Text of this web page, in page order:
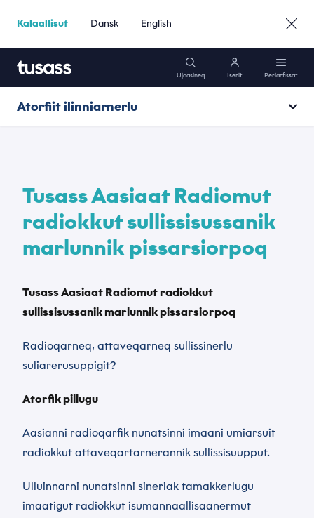
Kalaallisut Dansk English
Ujaasineq Iserit Periarfissat
Mobili
Atuisunik Sullissineq
Suliffeqarfinnut »
Atorfiit ilinniarnerlu
Ilinniartunngorit
Kajumissaarneqanngitsumik qinnuteqarneq
Persondatasikkerhed
Tusass Aasiaat Radiomut
radiokkut sullissisussanik
marlunnik pissarsiorpoq
Tusass Aasiaat Radiomut radiokkut
sullissisussanik marlunnik pissarsiorpoq
Radioqarneq, attaveqarneq sullissinerlu
suliarerusuppigit?
Atorfik pillugu
Aasianni radioqarfik nunatsinni imaani umiarsuit
radiokkut attaveqartarnerannik sullissisuupput.
Ulluinnarni nunatsinni sineriak tamakkerlugu
imaatigut radiokkut isumannaallisaanermut